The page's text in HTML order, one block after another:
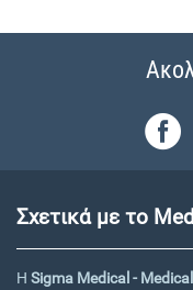
Σχετικά με το
Η Sigma Medical -